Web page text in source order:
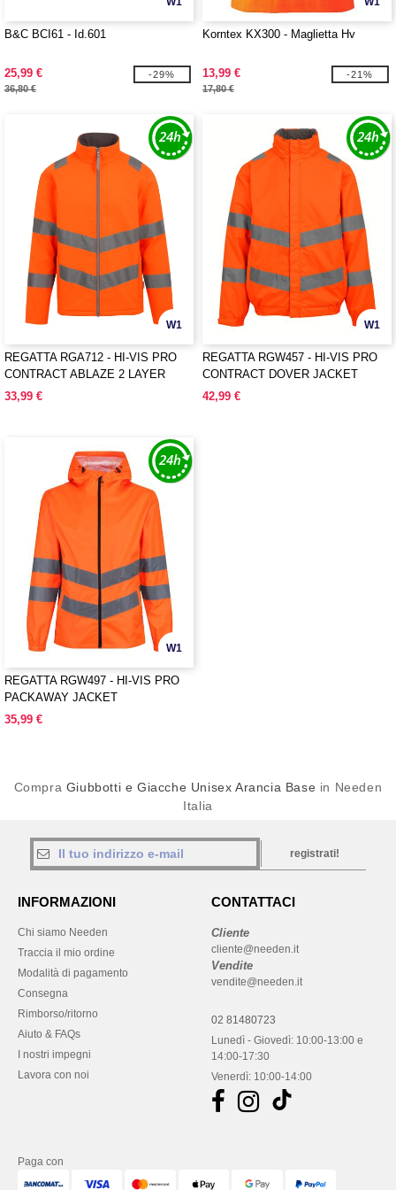
B&C BCI61 - Id.601
25,99 €
36,80 €
-29%
Korntex KX300 - Maglietta Hv
13,99 €
17,80 €
-21%
W1
REGATTA RGA712 - HI-VIS PRO
CONTRACT ABLAZE 2 LAYER
SOFTSHELL JACKET (CLASS 3)
33,99 €
W1
REGATTA RGW457 - HI-VIS PRO
CONTRACT DOVER JACKET
42,99 €
W1
REGATTA RGW497 - HI-VIS PRO
PACKAWAY JACKET
35,99 €
Compra Giubbotti e Giacche Unisex Arancia Base in Needen
Italia
registrati!
INFORMAZIONI
Chi siamo Needen
Traccia il mio ordine
Modalità di pagamento
Consegna
Rimborso/ritorno
Aiuto & FAQs
I nostri impegni
Lavora con noi
CONTATTACI
Cliente
cliente@needen.it
Vendite
vendite@needen.it
02 81480723
Lunedì - Giovedì: 10:00-13:00 e
14:00-17:30
Venerdì: 10:00-14:00
Paga con